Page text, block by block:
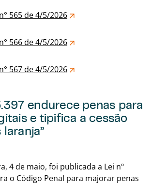
565 de 4/5/2026
566 de 4/5/2026
567 de 4/5/2026
endurece penas para
e tipifica a cessão
4 de maio, foi publicada a Lei nº
o Código Penal para majorar penas